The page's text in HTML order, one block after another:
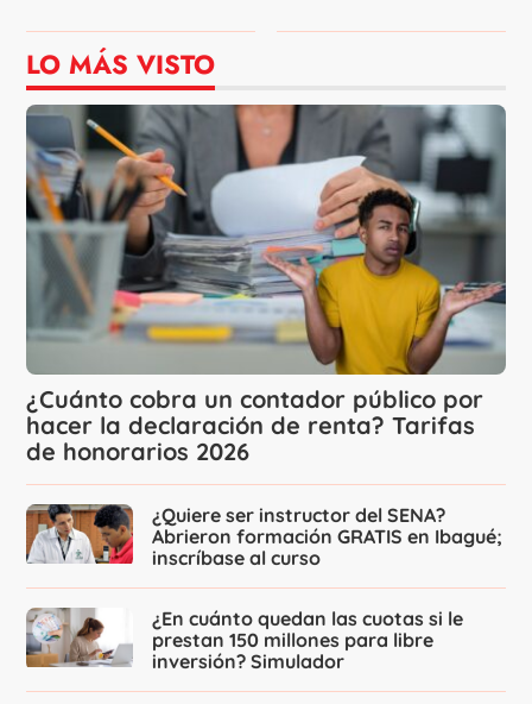
LO MÁS VISTO
¿Cuánto cobra un contador público por
hacer la declaración de renta? Tarifas
de honorarios 2026
¿Quiere ser instructor del SENA?
Abrieron formación GRATIS en Ibagué;
inscríbase al curso
¿En cuánto quedan las cuotas si le
prestan 150 millones para libre
inversión? Simulador